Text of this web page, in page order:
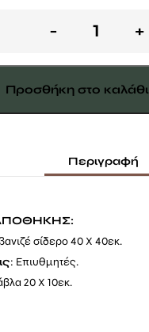
-
Ράμπα
ποσότητα
+
Προσθήκη στο καλάθι
Περιγραφή
σίδερο 40 Χ 40εκ.
: Επιυθμητές.
20 Χ 10εκ.